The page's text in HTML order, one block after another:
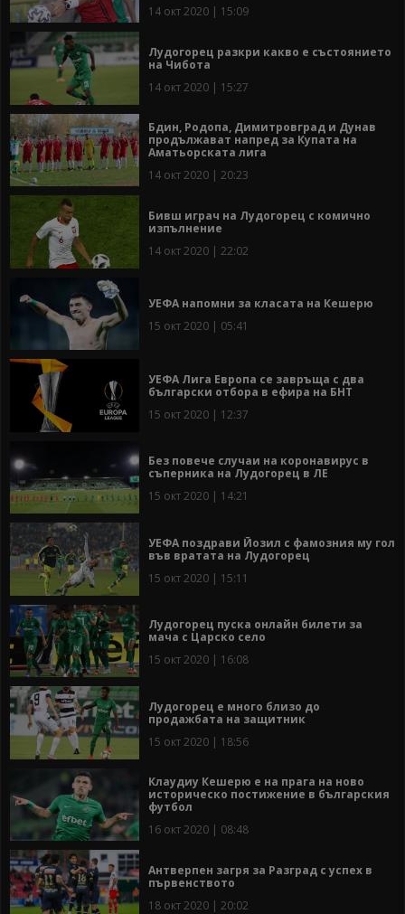
14 окт 2020 | 15:09
Лудогорец разкри какво е състоянието
на Чибота
14 окт 2020 | 15:27
Бдин, Родопа, Димитровград и Дунав
продължават напред за Купата на
Аматьорската лига
14 окт 2020 | 20:23
Бивш играч на Лудогорец с комично
изпълнение
14 окт 2020 | 22:02
УЕФА напомни за класата на Кешерю
15 окт 2020 | 05:41
УЕФА Лига Европа се завръща с два
български отбора в ефира на БНТ
15 окт 2020 | 12:37
Без повече случаи на коронавирус в
съперника на Лудогорец в ЛЕ
15 окт 2020 | 14:21
УЕФА поздрави Йозил с фамозния му гол
във вратата на Лудогорец
15 окт 2020 | 15:11
Лудогорец пуска онлайн билети за
мача с Царско село
15 окт 2020 | 16:08
Лудогорец е много близо до
продажбата на защитник
15 окт 2020 | 18:56
Клаудиу Кешерю е на прага на ново
историческо постижение в българския
футбол
16 окт 2020 | 08:48
Антверпен загря за Разград с успех в
първенството
18 окт 2020 | 20:02